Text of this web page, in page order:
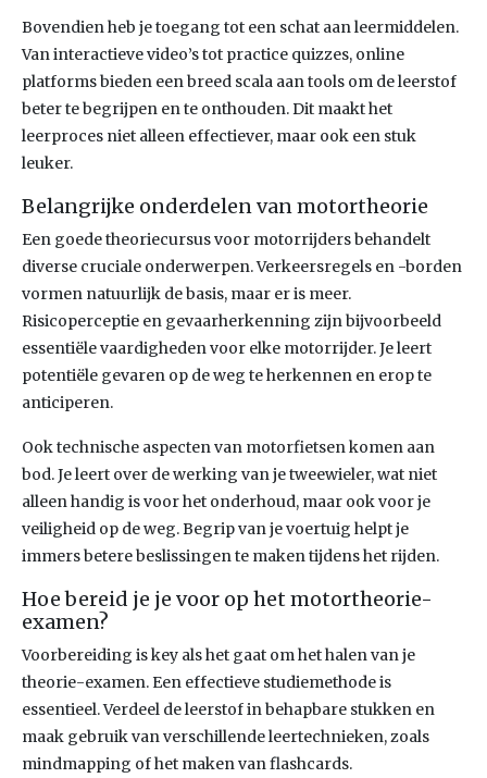
Bovendien heb je toegang tot een schat aan leermiddelen.
Van interactieve video’s tot practice quizzes, online
platforms bieden een breed scala aan tools om de leerstof
beter te begrijpen en te onthouden. Dit maakt het
leerproces niet alleen effectiever, maar ook een stuk
leuker.
Belangrijke onderdelen van motortheorie
Een goede theoriecursus voor motorrijders behandelt
diverse cruciale onderwerpen. Verkeersregels en -borden
vormen natuurlijk de basis, maar er is meer.
Risicoperceptie en gevaarherkenning zijn bijvoorbeeld
essentiële vaardigheden voor elke motorrijder. Je leert
potentiële gevaren op de weg te herkennen en erop te
anticiperen.
Ook technische aspecten van motorfietsen komen aan
bod. Je leert over de werking van je tweewieler, wat niet
alleen handig is voor het onderhoud, maar ook voor je
veiligheid op de weg. Begrip van je voertuig helpt je
immers betere beslissingen te maken tijdens het rijden.
Hoe bereid je je voor op het motortheorie-
examen?
Voorbereiding is key als het gaat om het halen van je
theorie-examen. Een effectieve studiemethode is
essentieel. Verdeel de leerstof in behapbare stukken en
maak gebruik van verschillende leertechnieken, zoals
mindmapping of het maken van flashcards.